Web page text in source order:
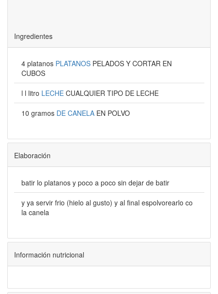
Ingredientes
4 platanos PLATANOS PELADOS Y CORTAR EN
CUBOS
l l litro LECHE CUALQUIER TIPO DE LECHE
10 gramos DE CANELA EN POLVO
Elaboración
batir lo platanos y poco a poco sin dejar de batir
y ya servir frio (hielo al gusto) y al final espolvorearlo co
la canela
Información nutricional